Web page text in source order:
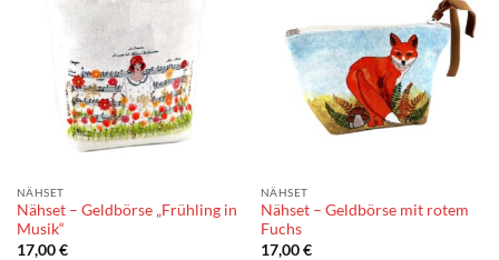
NÄHSET
Nähset – Geldbörse „Frühling in
Musik“
17,00€
NÄHSET
Nähset – Geldbörse mit rotem
Fuchs
17,00€